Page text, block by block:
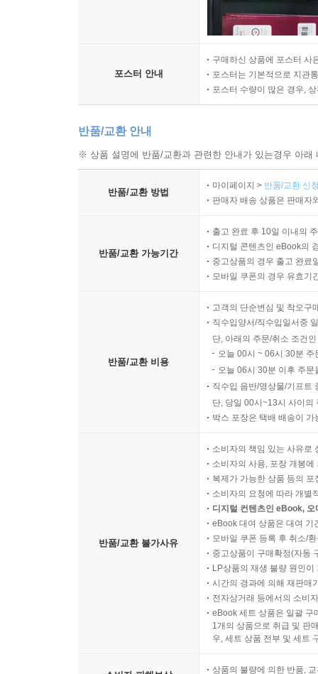
포스터 안내
구매하신 상품에 포스터 사
포스터는 기본적으로 지관
포스터 수량이 많은 경우,
반품/교환 안내
※ 상품 설명에 반품/교환과 관련한 안내가 있는경우 아
반품/교환 방법
마이페이지 > 반품/교환 신
판매자 배송 상품은 판매자
반품/교환 가능기간
출고 완료 후 10일 이내의
디지털 콘텐츠인 eBook의
중고상품의 경우 출고 완료
모바일 쿠폰의 경우 유효기
반품/교환 비용
고객의 단순변심 및 착오구
직수입양서/직수입일서중
단, 아래의 주문/취소 조건
오늘 00시 ~ 06시 30분
오늘 06시 30분 이후 주
직수입 음반/영상물/기프트
단, 당일 00시~13시 사이의
박스 포장은 택배 배송이
반품/교환 불가사유
소비자의 책임 있는 사유로
소비자의 사용, 포장 개봉
복제가 가능한 상품 등의
소비자의 요청에 따라 개별
디지털 컨텐츠인 eBook,
eBook 대여 상품은 대여 기
모바일 쿠폰 등록 후 취소/
중고상품이 구매확정(자동
LP상품의 재생 불량 원인
시간의 경과에 의해 재판매
전자상거래 등에서의 소비
eBook 세트 상품은 일괄 구
1개의 상품으로 취급 및 판
우, 세트 상품 전부 및 세트
상품의 불량에 의한 반품,